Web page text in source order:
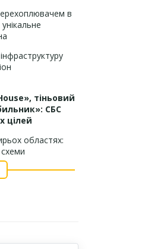
в
тіньовий
СБС
цілей
областях: